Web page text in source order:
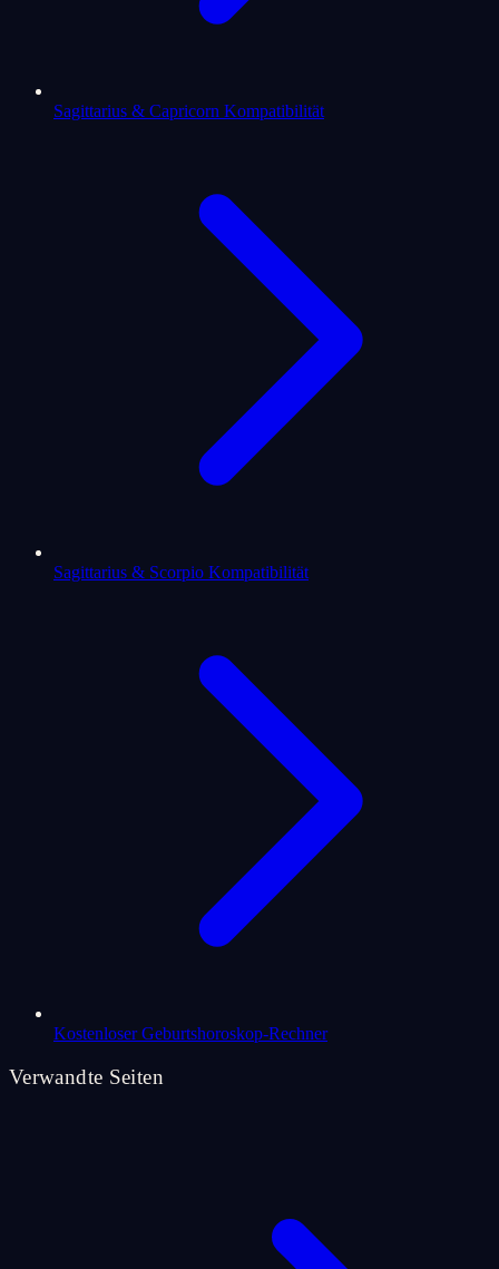
Sagittarius & Capricorn Kompatibilität
Sagittarius & Scorpio Kompatibilität
Kostenloser Geburtshoroskop-Rechner
Verwandte Seiten